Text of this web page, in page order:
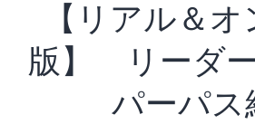
【リアル＆
版】 リーダ
パーパス